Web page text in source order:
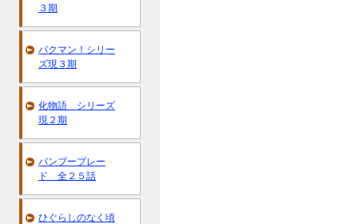
３期
バクマン！シリー
ズ現３期
化物語 シリーズ
現２期
バンブーブレー
ド 全２５話
ひぐらしのなく頃